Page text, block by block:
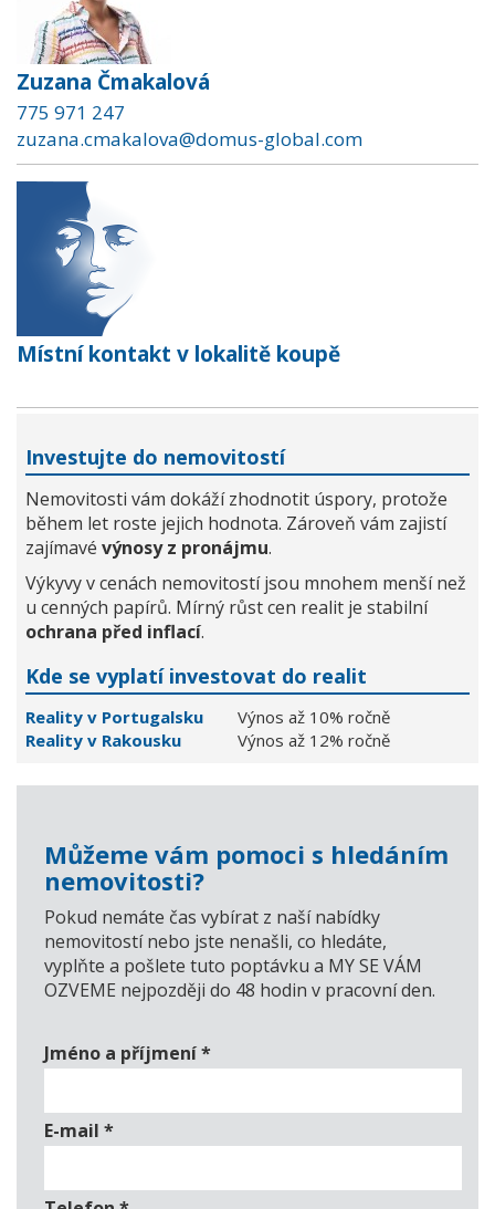
Zuzana Čmakalová
775 971 247
zuzana.cmakalova@domus-global.com
Místní kontakt v lokalitě koupě
Investujte do nemovitostí
Nemovitosti vám dokáží zhodnotit úspory, protože
během let roste jejich hodnota. Zároveň vám zajistí
zajímavé výnosy z pronájmu.
Výkyvy v cenách nemovitostí jsou mnohem menší než
u cenných papírů. Mírný růst cen realit je stabilní
ochrana před inflací.
Kde se vyplatí investovat do realit
Reality v Portugalsku
Výnos až 10% ročně
Reality v Rakousku
Výnos až 12% ročně
Můžeme vám pomoci s hledáním
nemovitosti?
Pokud nemáte čas vybírat z naší nabídky
nemovitostí nebo jste nenašli, co hledáte,
vyplňte a pošlete tuto poptávku a MY SE VÁM
OZVEME nejpozději do 48 hodin v pracovní den.
Jméno a příjmení*
E-mail *